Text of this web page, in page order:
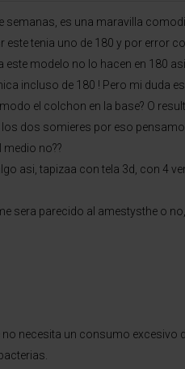
semanas, es una maravilla
tenia uno de 180 y por error
modelo no lo hacen en 180
incluso de 180 ! Pero mi duda
el colchon en la base? O
dos somieres por eso
no??
asi, tapizaa con tela 3d, con 4
sera parecido al amestysthe o no,
necesita un consumo